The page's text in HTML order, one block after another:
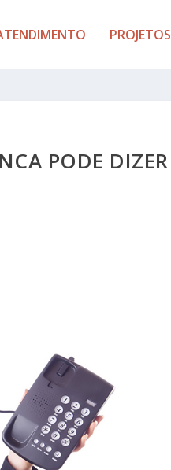
PROJETOS
PODE DIZER